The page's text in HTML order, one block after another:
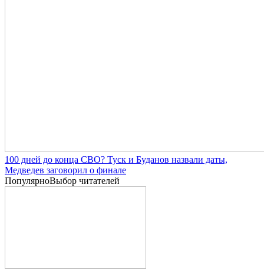
100 дней до конца СВО? Туск и Буданов назвали даты,
Медведев заговорил о финале
ПопулярноВыбор читателей